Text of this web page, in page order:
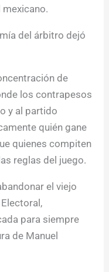
del árbitro dejó
de
los contrapesos
y al partido
quién gane
quienes compiten
reglas del juego.
el viejo
para siempre
de Manuel